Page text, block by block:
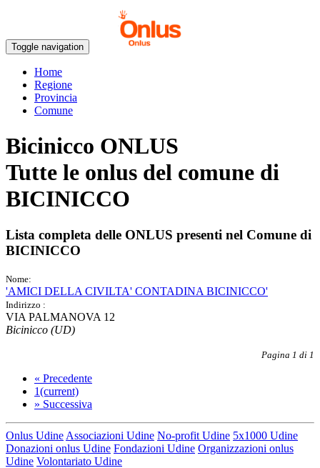
Toggle navigation
Home
Regione
Provincia
Comune
Bicinicco ONLUS
Tutte le onlus del comune di
BICINICCO
Lista completa delle ONLUS presenti nel Comune di
BICINICCO
Nome:
'AMICI DELLA CIVILTA' CONTADINA BICINICCO'
Indirizzo :
VIA PALMANOVA 12
Bicinicco (UD)
Pagina 1 di 1
« Precedente
1(current)
» Successiva
Onlus Udine Associazioni Udine No-profit Udine 5x1000 Udine
Donazioni onlus Udine Fondazioni Udine Organizzazioni onlus
Udine Volontariato Udine